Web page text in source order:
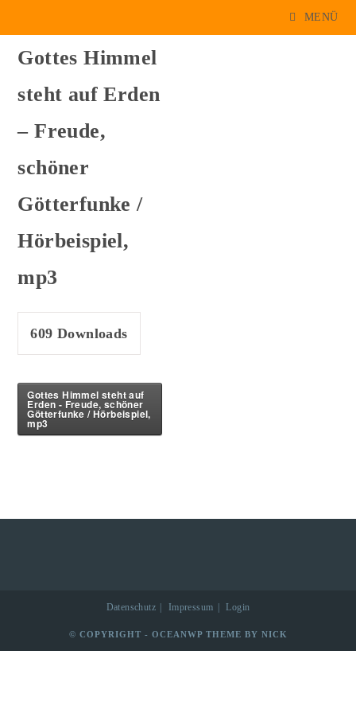
springen
MENÜ
Gottes Himmel
steht auf Erden
– Freude,
schöner
Götterfunke /
Hörbeispiel,
mp3
609 Downloads
Gottes Himmel steht auf
Erden - Freude, schöner
Götterfunke / Hörbeispiel,
mp3
Datenschutz Impressum Login
© COPYRIGHT - OCEANWP THEME BY NICK